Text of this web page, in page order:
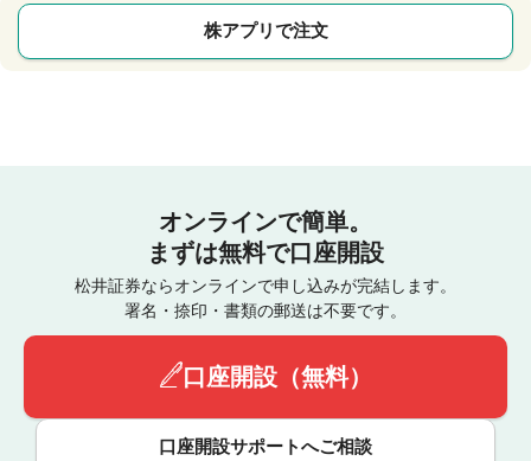
株アプリで注文
オンラインで簡単。
まずは無料で口座開設
松井証券ならオンラインで申し込みが完結します。
署名・捺印・書類の郵送は不要です。
口座開設（無料）
口座開設サポートへご相談